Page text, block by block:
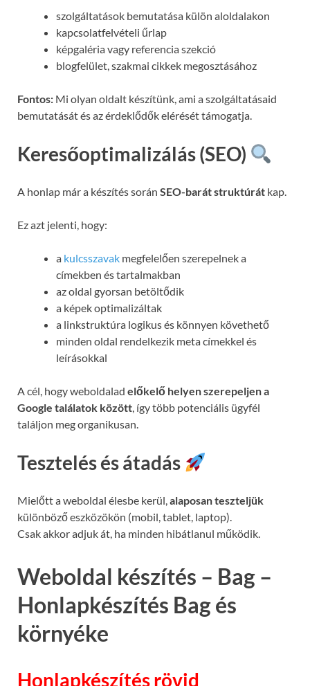
szolgáltatások bemutatása külön aloldalakon
kapcsolatfelvételi űrlap
képgaléria vagy referencia szekció
blogfelület, szakmai cikkek megosztásához
Fontos: Mi olyan oldalt készítünk, ami a szolgáltatásaid
bemutatását és az érdeklődők elérését támogatja.
Keresőoptimalizálás (SEO)
A honlap már a készítés során SEO-barát struktúrát kap.
Ez azt jelenti, hogy:
a kulcsszavak megfelelően szerepelnek a
címekben és tartalmakban
az oldal gyorsan betöltődik
a képek optimalizáltak
a linkstruktúra logikus és könnyen követhető
minden oldal rendelkezik meta címekkel és
leírásokkal
A cél, hogy weboldalad előkelő helyen szerepeljen a
Google találatok között, így több potenciális ügyfél
találjon meg organikusan.
Tesztelés és átadás
Mielőtt a weboldal élesbe kerül,alaposan teszteljük
különböző eszközökön (mobil, tablet, laptop).
Csak akkor adjuk át, ha minden hibátlanul működik.
Weboldal készítés – Bag –
Honlapkészítés Bag és
környéke
Honlapkészítés rövid